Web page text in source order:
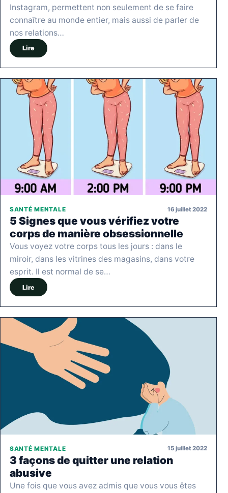
Instagram, permettent non seulement de se faire
connaître au monde entier, mais aussi de parler de
nos relations…
Lire
SANTÉ MENTALE 16 juillet 2022
5 Signes que vous vérifiez votre
corps de manière obsessionnelle
Vous voyez votre corps tous les jours : dans le
miroir, dans les vitrines des magasins, dans votre
esprit. Il est normal de se…
Lire
SANTÉ MENTALE 15 juillet 2022
3 façons de quitter une relation
abusive
Une fois que vous avez admis que vous vous êtes